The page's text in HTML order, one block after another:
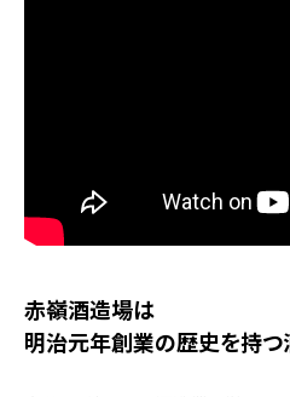
赤嶺酒造場は
明治元年創業の歴史を持つ